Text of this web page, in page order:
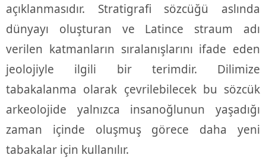
açıklanmasıdır. Stratigrafi sözcüğü aslında
dünyayı oluşturan ve Latince straum adı
verilen katmanların sıralanışlarını ifade eden
jeolojiyle ilgili bir terimdir. Dilimize
tabakalanma olarak çevrilebilecek bu sözcük
arkeolojide yalnızca insanoğlunun yaşadığı
zaman içinde oluşmuş görece daha yeni
tabakalar için kullanılır.